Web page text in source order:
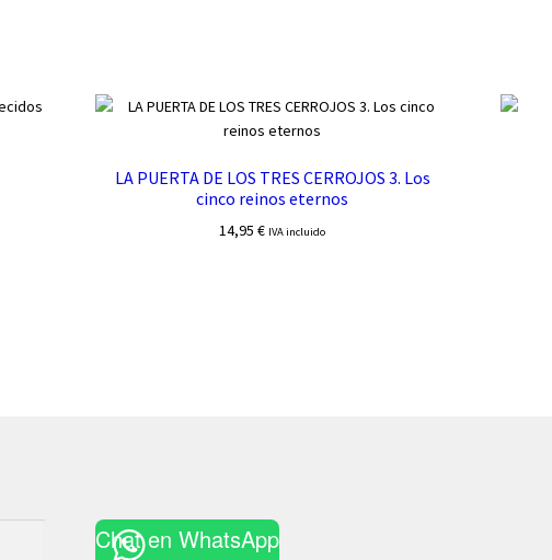
LA PUERTA DE LOS TRES CERROJOS 3. Los
cinco reinos eternos
14,95€ IVA incluido
Chat en WhatsApp